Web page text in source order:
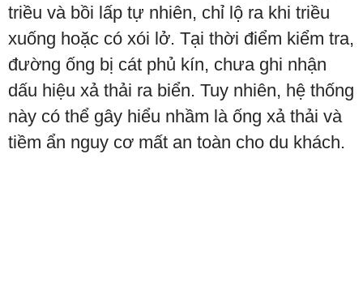
triều và bồi lấp tự nhiên, chỉ lộ ra khi triều
xuống hoặc có xói lở. Tại thời điểm kiểm tra,
đường ống bị cát phủ kín, chưa ghi nhận
dấu hiệu xả thải ra biển. Tuy nhiên, hệ thống
này có thể gây hiểu nhầm là ống xả thải và
tiềm ẩn nguy cơ mất an toàn cho du khách.